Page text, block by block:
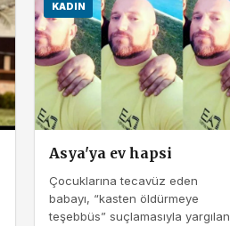
KADIN
Asya'ya ev hapsi
Çocuklarına tecavüz eden
babayı, “kasten öldürmeye
teşebbüs” suçlamasıyla yargılan